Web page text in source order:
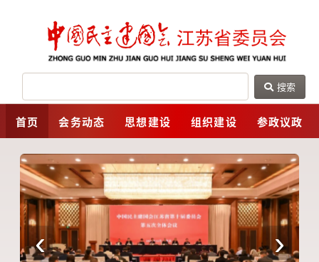
网
搜索
首页 会务动态 思想建设 组织建设 参政议政
‹ ›